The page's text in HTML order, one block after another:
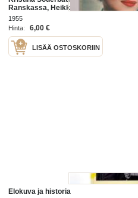
Ranskassa, Heikki Aaltoila,
Argentiinalainen elokuva, David
Knight, ym.
1955
Hinta:
6,00 €
LISÄÄ OSTOSKORIIN
Elokuva ja historia